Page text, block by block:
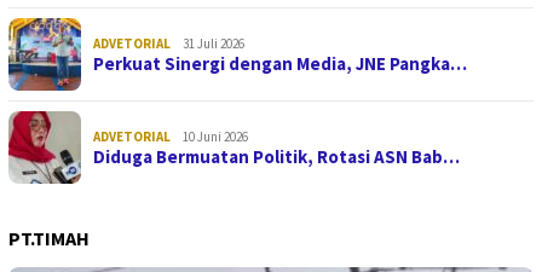
ADVETORIAL 31 Juli 2026
Perkuat Sinergi dengan Media, JNE Pangka…
ADVETORIAL 10 Juni 2026
Diduga Bermuatan Politik, Rotasi ASN Bab…
PT.TIMAH